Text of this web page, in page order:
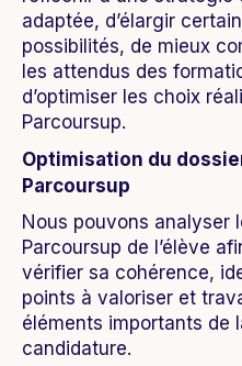
adaptée, d’élargir
possibilités, de mieux
les attendus des
d’optimiser les choix
Parcoursup.
Optimisation du
Parcoursup
Nous pouvons analyser
Parcoursup de l’élève
vérifier sa cohérence,
points à valoriser et
éléments importants de
candidature.